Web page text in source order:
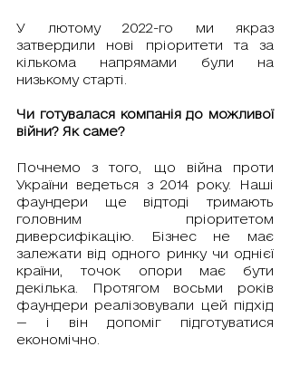
У лютому 2022-го ми якраз
затвердили нові пріоритети та за
кількома напрямами були на
низькому старті.
Чи готувалася компанія до можливої
війни? Як саме?
Почнемо з того, що війна проти
України ведеться з 2014 року. Наші
фаундери ще відтоді тримають
головним пріоритетом
диверсифікацію. Бізнес не має
залежати від одного ринку чи однієї
країни, точок опори має бути
декілька. Протягом восьми років
фаундери реалізовували цей підхід
— і він допоміг підготуватися
економічно.